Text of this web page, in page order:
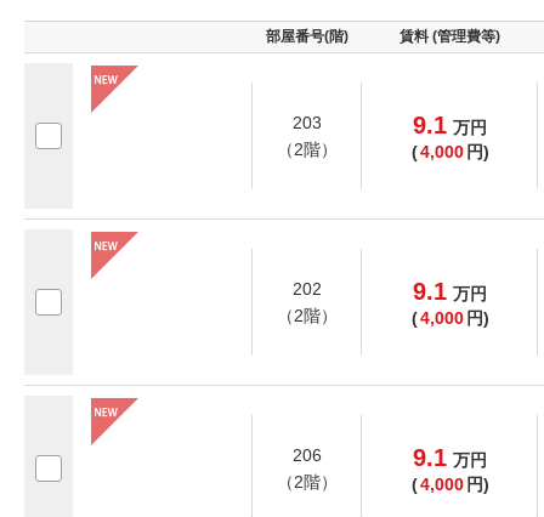
部屋番号(階) 賃料 (管理費等)
203
（2階）
9.1 万円
(4,000 円)
202
（2階）
9.1 万円
(4,000 円)
206
（2階）
9.1 万円
(4,000 円)